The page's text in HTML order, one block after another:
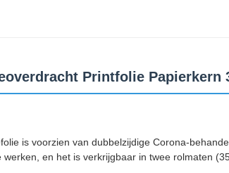
Printfolie
is voorzien van dubbelzijdige Corona-
en het is verkrijgbaar in twee rolmaten